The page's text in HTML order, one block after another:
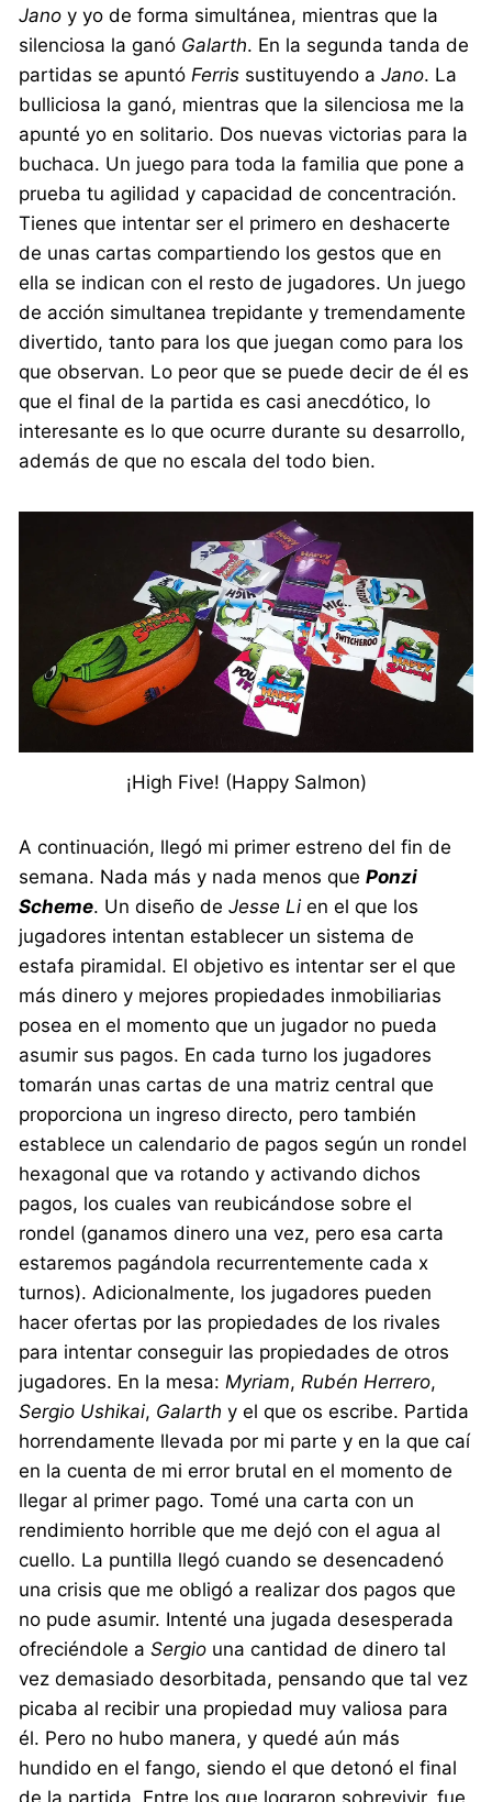
Jano y yo de forma simultánea, mientras que la
silenciosa la ganó Galarth. En la segunda tanda de
partidas se apuntó Ferris sustituyendo aJano. La
bulliciosa la ganó, mientras que la silenciosa me la
apunté yo en solitario. Dos nuevas victorias para la
buchaca. Un juego para toda la familia que pone a
prueba tu agilidad y capacidad de concentración.
Tienes que intentar ser el primero en deshacerte
de unas cartas compartiendo los gestos que en
ella se indican con el resto de jugadores. Un juego
de acción simultanea trepidante y tremendamente
divertido, tanto para los que juegan como para los
que observan. Lo peor que se puede decir de él es
que el final de la partida es casi anecdótico, lo
interesante es lo que ocurre durante su desarrollo,
además de que no escala del todo bien.
¡High Five! (Happy Salmon)
A continuación, llegó mi primer estreno del fin de
semana. Nada más y nada menos quePonzi
Scheme. Un diseño deJesse Lien el que los
jugadores intentan establecer un sistema de
estafa piramidal. El objetivo es intentar ser el que
más dinero y mejores propiedades inmobiliarias
posea en el momento que un jugador no pueda
asumir sus pagos. En cada turno los jugadores
tomarán unas cartas de una matriz central que
proporciona un ingreso directo, pero también
establece un calendario de pagos según un rondel
hexagonal que va rotando y activando dichos
pagos, los cuales van reubicándose sobre el
rondel (ganamos dinero una vez, pero esa carta
estaremos pagándola recurrentemente cada x
turnos). Adicionalmente, los jugadores pueden
hacer ofertas por las propiedades de los rivales
para intentar conseguir las propiedades de otros
jugadores. En la mesa: Myriam, Rubén Herrero,
Sergio Ushikai, Galarth y el que os escribe. Partida
horrendamente llevada por mi parte y en la que caí
en la cuenta de mi error brutal en el momento de
llegar al primer pago. Tomé una carta con un
rendimiento horrible que me dejó con el agua al
cuello. La puntilla llegó cuando se desencadenó
una crisis que me obligó a realizar dos pagos que
no pude asumir. Intenté una jugada desesperada
ofreciéndole aSergio una cantidad de dinero tal
vez demasiado desorbitada, pensando que tal vez
picaba al recibir una propiedad muy valiosa para
él. Pero no hubo manera, y quedé aún más
hundido en el fango, siendo el que detonó el final
de la partida. Entre los que lograron sobrevivir, fue